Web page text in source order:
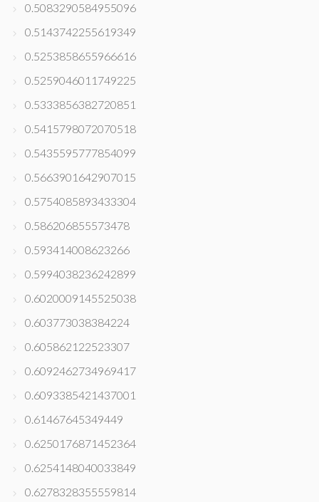
0.5083290584955096
0.5143742255619349
0.5253858655966616
0.5259046011749225
0.5333856382720851
0.5415798072070518
0.5435595777854099
0.5663901642907015
0.5754085893433304
0.586206855573478
0.593414008623266
0.5994038236242899
0.6020009145525038
0.603773038384224
0.605862122523307
0.6092462734969417
0.6093385421437001
0.61467645349449
0.6250176871452364
0.6254148040033849
0.6278328355559814